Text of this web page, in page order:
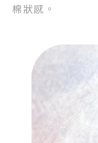
棉狀感。